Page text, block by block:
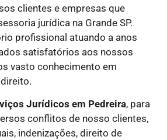
clientes e empresas que
jurídica na Grande SP.
profissional atuando a anos
satisfatórios aos nossos
vasto conhecimento em
Jurídicos em Pedreira, para
conflitos de nosso clientes,
indenizações, direito de